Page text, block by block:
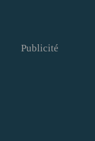
Publicité